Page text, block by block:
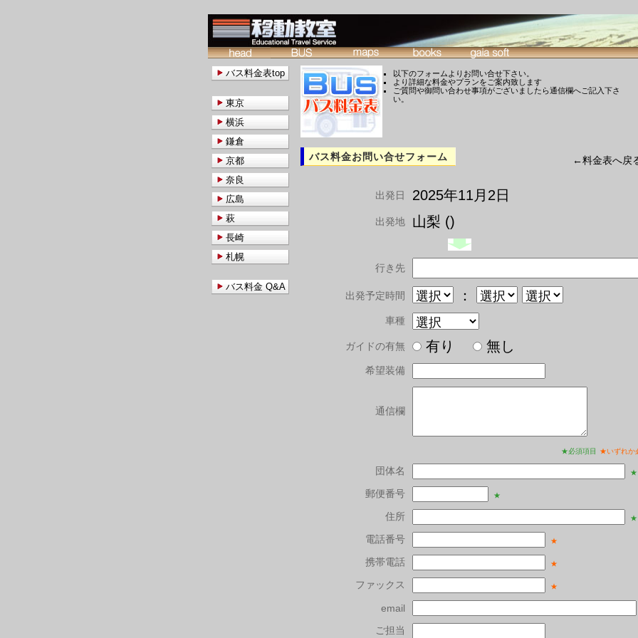
以下のフォームよりお問い合せ下さい。
より詳細な料金やプランをご案内致します
ご質問や御問い合わせ事項がございましたら通信欄へご記入下さ
い。
バス料金お問い合せフォーム ←料金表へ戻
出発日 2025年11月2日
出発地 山梨 ()
行き先
出発予定時間 ：
車種
ガイドの有無 有り 無し
希望装備
通信欄
★必須項目 ★いずれか
団体名 ★
郵便番号 ★
住所 ★
電話番号 ★
携帯電話 ★
ファックス ★
email
ご担当
バス料金表top
東京
横浜
鎌倉
京都
奈良
広島
萩
長崎
札幌
バス料金 Q&A